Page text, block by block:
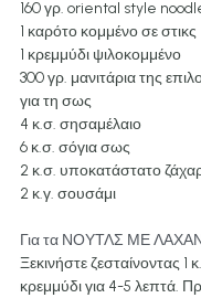
0
M
I
U
T
E
S
M
U
T
E
e
1
5
M
N
U
T
E
S
N
U
T
2
160 γρ. oriental style
1 καρότο κομμένο σε στικς
1 κρεμμύδι ψιλοκομμένο
300 γρ. μανιτάρια της
για τη σως
4 κ.σ. σησαμέλαιο
6 κ.σ. σόγια σως
2 κ.σ. υποκατάστατο
2 κ.γ. σουσάμι
Για τα ΝΟΥΤΛΣ ΜΕ
Ξεκινήστε ζεσταίνοντας 1
κρεμμύδι για 4-5 λεπτά.